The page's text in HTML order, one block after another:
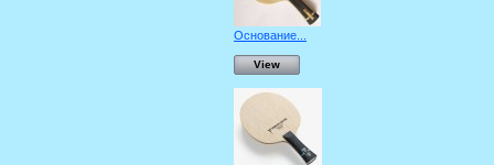
Основание...
View